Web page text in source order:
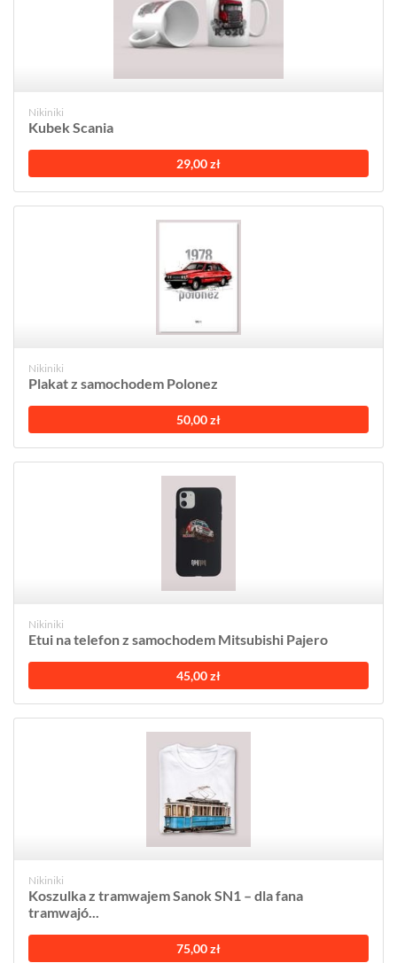
Nikiniki
Kubek Scania
29,00 zł
Nikiniki
Plakat z samochodem Polonez
50,00 zł
Nikiniki
Etui na telefon z samochodem Mitsubishi Pajero
45,00 zł
Nikiniki
Koszulka z tramwajem Sanok SN1 – dla fana
tramwajó...
75,00 zł